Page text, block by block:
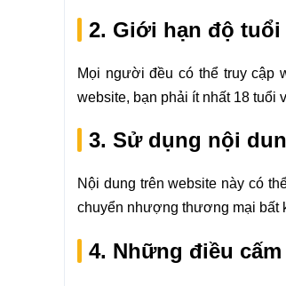
2. Giới hạn độ tuổi
Mọi người đều có thể truy cập
website, bạn phải ít nhất 18 tuổi
3. Sử dụng nội
Nội dung trên website này có
chuyển nhượng thương mại bất
4. Những điều cấm